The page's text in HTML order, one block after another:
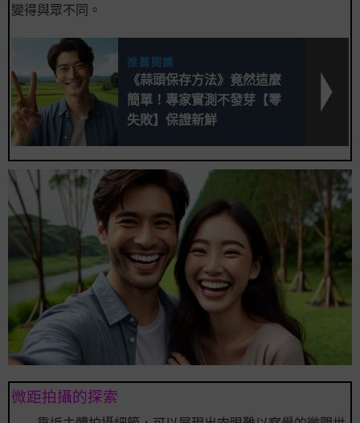
變得與眾不同。
推薦閱讀
《蒜頭保存方法》竟然這麼
簡單！專家實測不發芽【零
失敗】保證新鮮
微距拍攝的探索